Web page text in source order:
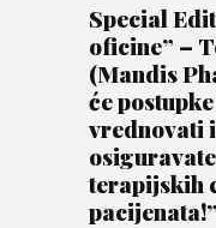
Special
oficine” –
(Mandis
će
vrednovati
terapijskih
pacijenata!”